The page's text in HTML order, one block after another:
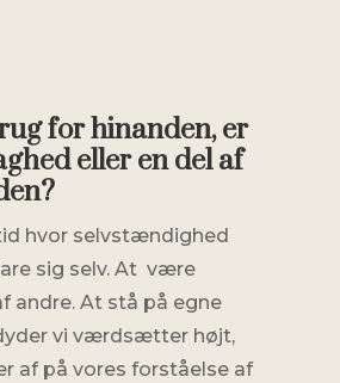
for hinanden, er
eller en del af
hvor selvstændighed
sig selv. At være
andre. At stå på egne
vi værdsætter højt,
af på vores forståelse af